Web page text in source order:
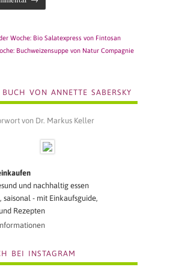
Woche: Bio Salatexpress von Fintosan
Buchweizensuppe von Natur Compagnie
VON ANNETTE SABERSKY
von Dr. Markus Keller
und nachhaltig essen
saisonal - mit Einkaufsguide,
Rezepten
BEI INSTAGRAM